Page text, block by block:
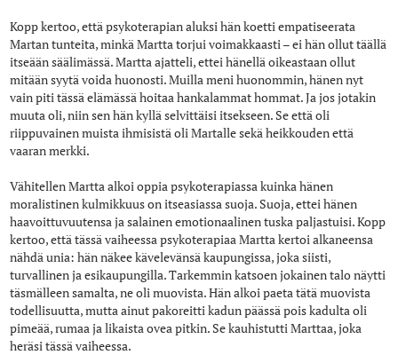
Kopp kertoo, että psykoterapian aluksi hän koetti empatiseerata
Martan tunteita, minkä Martta torjui voimakkaasti – ei hän ollut täällä
itseään säälimässä. Martta ajatteli, ettei hänellä oikeastaan ollut
mitään syytä voida huonosti. Muilla meni huonommin, hänen nyt
vain piti tässä elämässä hoitaa hankalammat hommat. Ja jos jotakin
muuta oli, niin sen hän kyllä selvittäisi itsekseen. Se että oli
riippuvainen muista ihmisistä oli Martalle sekä heikkouden että
vaaran merkki.
Vähitellen Martta alkoi oppia psykoterapiassa kuinka hänen
moralistinen kulmikkuus on itseasiassa suoja. Suoja, ettei hänen
haavoittuvuutensa ja salainen emotionaalinen tuska paljastuisi. Kopp
kertoo, että tässä vaiheessa psykoterapiaa Martta kertoi alkaneensa
nähdä unia: hän näkee kävelevänsä kaupungissa, joka siisti,
turvallinen ja esikaupungilla. Tarkemmin katsoen jokainen talo näytti
täsmälleen samalta, ne oli muovista. Hän alkoi paeta tätä muovista
todellisuutta, mutta ainut pakoreitti kadun päässä pois kadulta oli
pimeää, rumaa ja likaista ovea pitkin. Se kauhistutti Marttaa, joka
heräsi tässä vaiheessa.